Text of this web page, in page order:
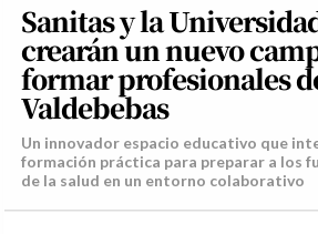
Sanitas y la
crearán un nuevo
formar profesionales
Valdebebas
Un innovador espacio educativo que
formación práctica para preparar a los
de la salud en un entorno colaborativo